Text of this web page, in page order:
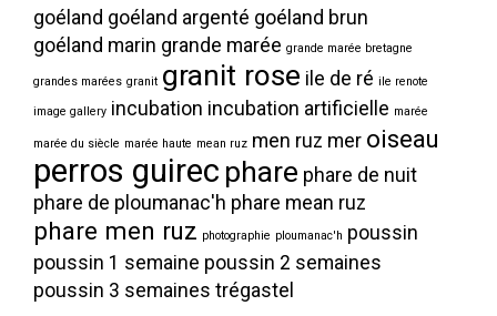
goéland goéland argenté goéland brun
goéland marin grande marée grande marée bretagne
grandes marées granit granit rose ile de ré ile renote
image gallery incubation incubation artificielle marée
marée du siècle marée haute mean ruz men ruz mer oiseau
perros guirec phare phare de nuit
phare de ploumanac'h phare mean ruz
phare men ruz photographie ploumanac'h poussin
poussin 1 semaine poussin 2 semaines
poussin 3 semaines trégastel